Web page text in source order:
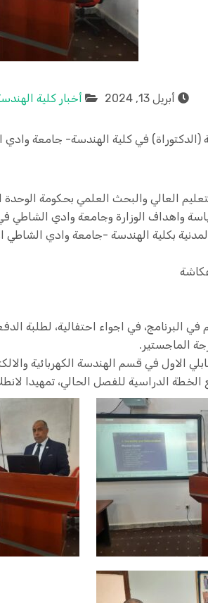
أبريل 13, 2024 أخبار كلية
(الدكتوراة) في كلية الهندسة- جامعة
واهداف الوزارة وجامعة وادي الشاطي في
بكلية الهندسة -جامعة وادي الشاطي
البرنامج، في اجواء احتفالية، لطلبة
الماجستير.
الاول في قسم الهندسة الكهربائية
الدراسية للفصل الحالي، تمهيدا